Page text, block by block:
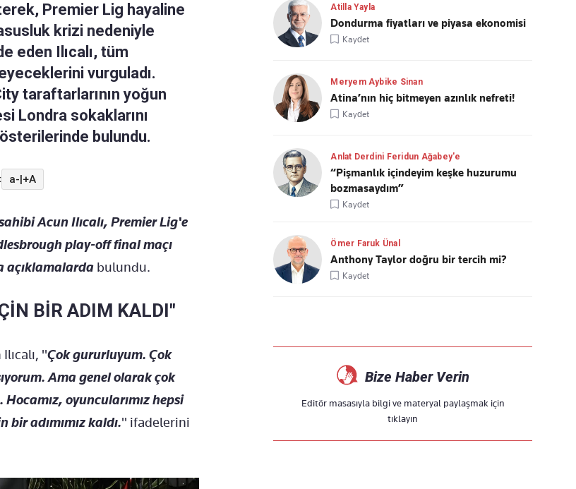
Premier Lig hayaline
krizi nedeniyle
eden Ilıcalı, tüm
vurguladı.
taraftarlarının yoğun
Londra sokaklarını
bulundu.
a-|+A
Acun Ilıcalı, Premier Lig'e
play-off final maçı
açıklamalarda bulundu.
BİR ADIM KALDI"
"Çok gururluyum. Çok
Ama genel olarak çok
oyuncularımız hepsi
adımımız kaldı." ifadelerini
Atilla Yayla
Dondurma fiyatları ve piyasa ekonomisi
Kaydet
Meryem Aybike Sinan
Atina’nın hiç bitmeyen azınlık nefreti!
Kaydet
Anlat Derdini Feridun Ağabey'e
“Pişmanlık içindeyim keşke huzurumu
bozmasaydım”
Kaydet
Ömer Faruk Ünal
Anthony Taylor doğru bir tercih mi?
Kaydet
Bize Haber Verin
Editör masasıyla bilgi ve materyal paylaşmak için
tıklayın